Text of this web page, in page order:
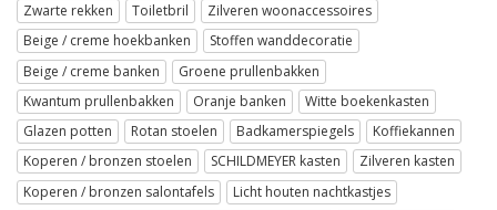
Zwarte rekken
Toiletbril
Zilveren woonaccessoires
Beige / creme hoekbanken
Stoffen wanddecoratie
Beige / creme banken
Groene prullenbakken
Kwantum prullenbakken
Oranje banken
Witte boekenkasten
Glazen potten
Rotan stoelen Badkamerspiegels
Koffiekannen
Koperen / bronzen stoelen
SCHILDMEYER kasten
Zilveren kasten
Koperen / bronzen salontafels
Licht houten nachtkastjes